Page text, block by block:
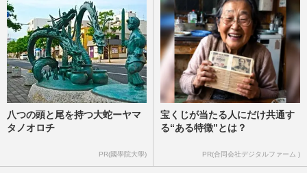
八つの頭と尾を持つ大蛇ーヤマ
タノオロチ
PR(國學院大學)
宝くじが当たる人にだけ共通す
る“ある特徴”とは？
PR(合同会社デジタルファーム )